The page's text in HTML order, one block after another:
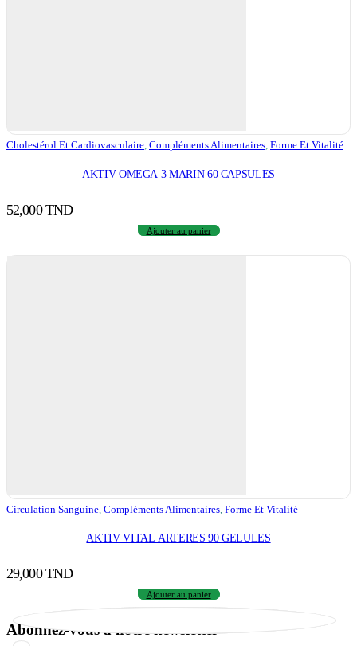
Cholestérol Et Cardiovasculaire, Compléments Alimentaires, Forme Et Vitalité
AKTIV OMEGA 3 MARIN 60 CAPSULES
52,000TND
Ajouter au panier
Circulation Sanguine Compléments Alimentaires Forme Et Vitalité
AKTIV VITAL ARTERES 90 GELULES
29,000TND
Ajouter au panier
Abonnez-vous à notre newsletter